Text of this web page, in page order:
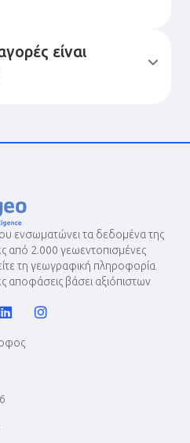
είναι
ενσωματώνει τα δεδομένα της
από 2.000 γεωεντοπισμένες
τη γεωγραφική πληροφορία
αποφάσεις βάσει αξιόπιστων